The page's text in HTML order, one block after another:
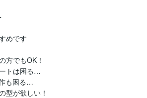
めです
方でもOK！
トは困る…
も困る…
型が欲しい！